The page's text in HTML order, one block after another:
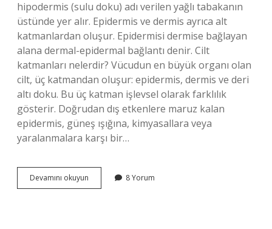
hipodermis (sulu doku) adı verilen yağlı tabakanın
üstünde yer alır. Epidermis ve dermis ayrıca alt
katmanlardan oluşur. Epidermisi dermise bağlayan
alana dermal-epidermal bağlantı denir. Cilt
katmanları nelerdir? Vücudun en büyük organı olan
cilt, üç katmandan oluşur: epidermis, dermis ve deri
altı doku. Bu üç katman işlevsel olarak farklılık
gösterir. Doğrudan dış etkenlere maruz kalan
epidermis, güneş ışığına, kimyasallara veya
yaralanmalara karşı bir…
Devamını okuyun
Bölümleri
8 Yorum